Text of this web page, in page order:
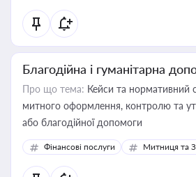
Благодійна і гуманітарна
Про що тема: Кейси та нормативний
митного оформлення, контролю та
або благодійної допомоги
Фінансові послуги Митниця та